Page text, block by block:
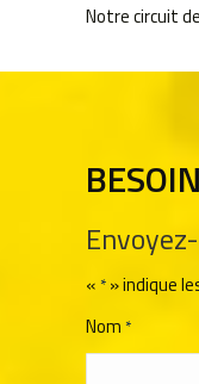
Notre circuit
« * » indique
Nom *